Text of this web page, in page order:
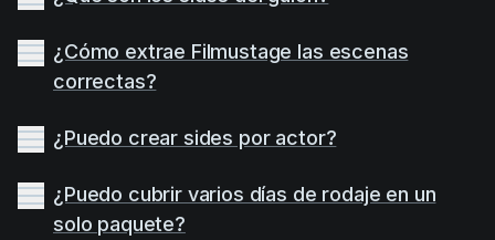
¿Cómo extrae Filmustage las escenas
correctas?
¿Puedo crear sides por actor?
¿Puedo cubrir varios días de rodaje en un
solo paquete?